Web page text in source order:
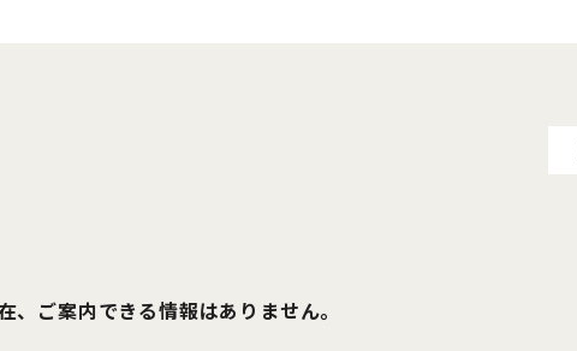
、ご案内できる情報はありません。